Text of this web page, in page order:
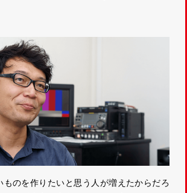
ものを作りたいと思う人が増えたからだろ